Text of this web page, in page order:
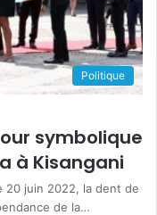
Politique
symbolique
à Kisangani
20 juin 2022, la dent de
de la…